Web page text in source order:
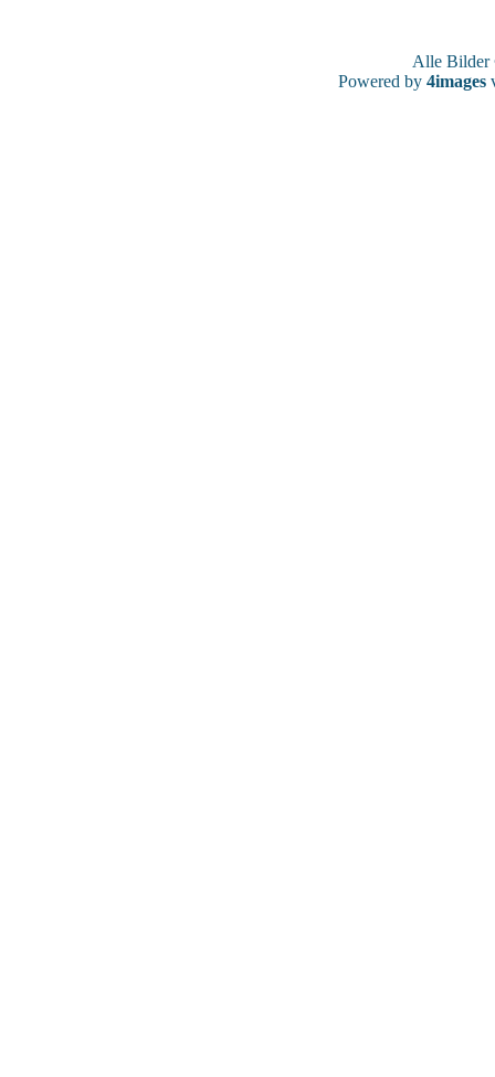
Alle
Powered by 4images